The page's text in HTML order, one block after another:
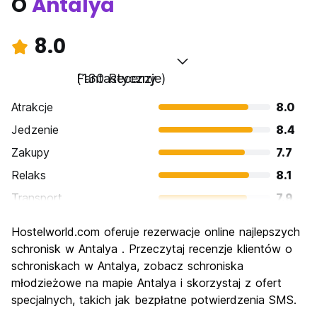
8.0
Fantastyczny
(130 Recenzje)
Atrakcje
8.0
Jedzenie
8.4
Zakupy
7.7
Relaks
8.1
Transport
7.9
Kultura
8.3
Imprezy
Najlepsza wartość
7.8
Hostelworld.com oferuje rezerwacje online najlepszych
schronisk w Antalya . Przeczytaj recenzje klientów o
schroniskach w Antalya, zobacz schroniska
młodzieżowe na mapie Antalya i skorzystaj z ofert
specjalnych, takich jak bezpłatne potwierdzenia SMS.